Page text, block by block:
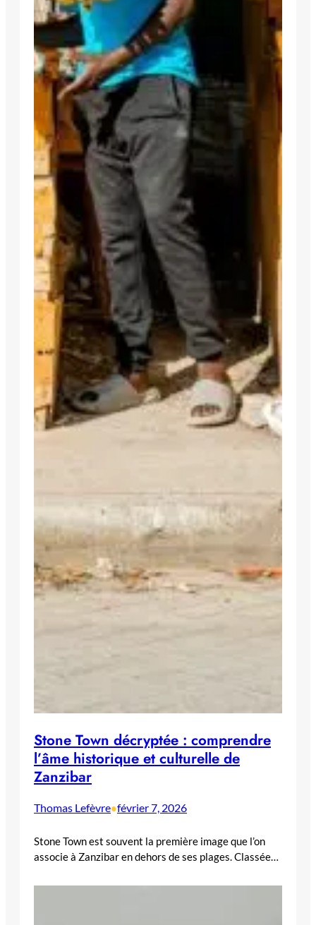
Stone Town décryptée : comprendre
l’âme historique et culturelle de
Zanzibar
Thomas Lefèvre•février 7, 2026
Stone Town est souvent la première image que l’on
associe à Zanzibar en dehors de ses plages. Classée…